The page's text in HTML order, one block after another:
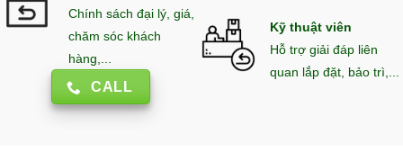
Chính sách đại lý, giá,
chăm sóc khách
hàng,...
CALL
Kỹ thuật viên
Hỗ trợ giải đáp liên
quan lắp đặt, bảo trì,...